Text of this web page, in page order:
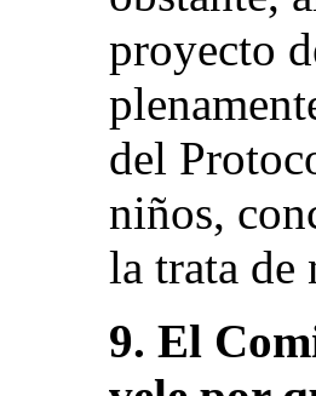
proyecto
del
niños,
la trata
9. El